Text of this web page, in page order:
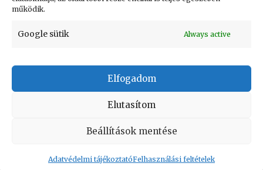
működik.
Google sütik Always active
Elfogadom
Elutasítom
Beállítások mentése
Adatvédelmi tájékoztatóFelhasználási feltételek
Utolsó módosítás: 2022.11.11. 13:06
Impresszum
Adatvédelmi tájékoztató
Vissza a lap tetejére
Copyright © Informatikatörténeti Fórum 2017